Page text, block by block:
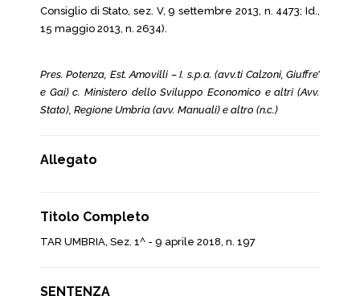
Consiglio di Stato, sez. V, 9 settembre 2013, n. 4473; Id.,
15 maggio 2013, n. 2634).
Pres. Potenza, Est. Amovilli – I. s.p.a. (avv.ti Calzoni, Giuffre’
e Gai) c. Ministero dello Sviluppo Economico e altri (Avv.
Stato), Regione Umbria (avv. Manuali) e altro (n.c.)
Allegato
Titolo Completo
TAR UMBRIA, Sez. 1^ - 9 aprile 2018, n. 197
SENTENZA